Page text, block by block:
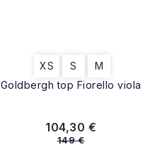
Goldbergh top Fiorello viola
XS S M
104,30 €
149 €